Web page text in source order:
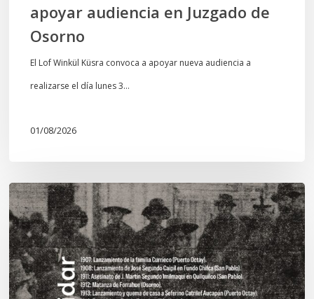
apoyar audiencia en Juzgado de
Osorno
El Lof Winkül Küsra convoca a apoyar nueva audiencia a
realizarse el día lunes 3…
01/08/2026
Chawrakawin:
Palimpsesto
explora
a
través